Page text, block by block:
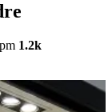
1.2k